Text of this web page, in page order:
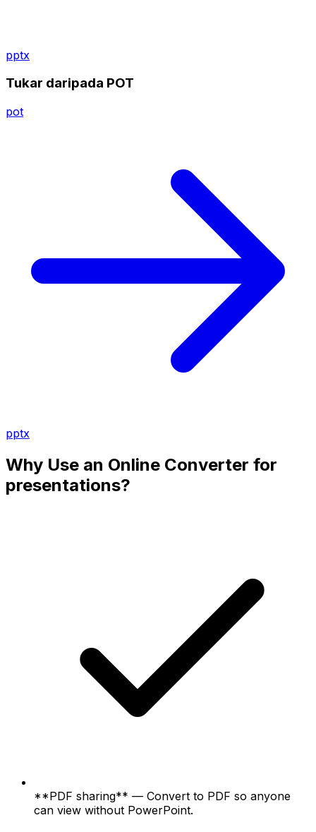
pptx
Tukar daripada POT
pot
pptx
Why Use an Online Converter for
presentations?
**PDF sharing** — Convert to PDF so anyone
can view without PowerPoint.